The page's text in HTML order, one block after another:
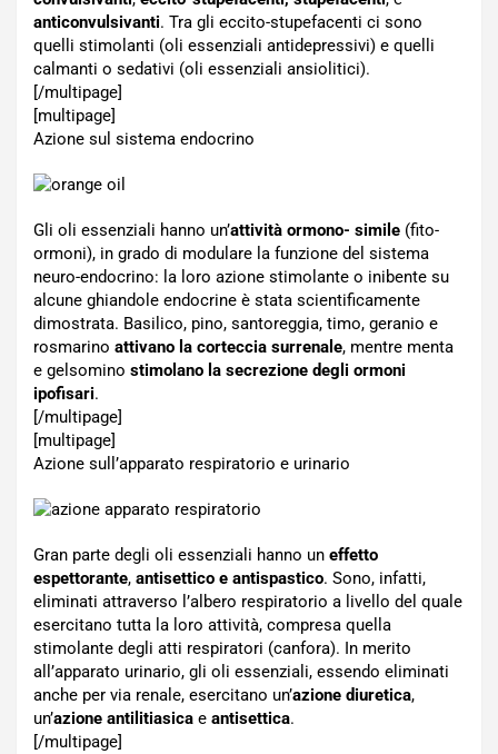
anticonvulsivanti. Tra gli eccito-stupefacenti ci sono
quelli stimolanti (oli essenziali antidepressivi) e quelli
calmanti o sedativi (oli essenziali ansiolitici).
[/multipage]
[multipage]
Azione sul sistema endocrino
Gli oli essenziali hanno un’attività ormono- simile (fito-
ormoni), in grado di modulare la funzione del sistema
neuro-endocrino: la loro azione stimolante o inibente su
alcune ghiandole endocrine è stata scientificamente
dimostrata. Basilico, pino, santoreggia, timo, geranio e
rosmarino attivano la corteccia surrenale, mentre menta
e gelsomino stimolano la secrezione degli ormoni
ipofisari.
[/multipage]
[multipage]
Azione sull’apparato respiratorio e urinario
Gran parte degli oli essenziali hanno un effetto
espettorante, antisettico e antispastico. Sono, infatti,
eliminati attraverso l’albero respiratorio a livello del quale
esercitano tutta la loro attività, compresa quella
stimolante degli atti respiratori (canfora). In merito
all’apparato urinario, gli oli essenziali, essendo eliminati
anche per via renale, esercitano un’azione diuretica,
un’azione antilitiasica e antisettica.
[/multipage]